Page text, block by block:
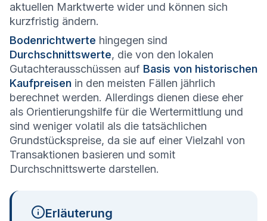
aktuellen Marktwerte wider und können sich
kurzfristig ändern.
Bodenrichtwerte hingegen sind
Durchschnittswerte, die von den lokalen
Gutachterausschüssen auf Basis von historischen
Kaufpreisen in den meisten Fällen jährlich
berechnet werden. Allerdings dienen diese eher
als Orientierungshilfe für die Wertermittlung und
sind weniger volatil als die tatsächlichen
Grundstückspreise, da sie auf einer Vielzahl von
Transaktionen basieren und somit
Durchschnittswerte darstellen.
Erläuterung